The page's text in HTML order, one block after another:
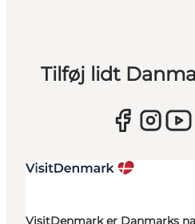
Tilføj lidt
VisitDenmark er Danmarks